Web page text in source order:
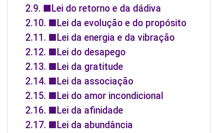
■Lei do retorno e da dádiva
■Lei da evolução e do propósito
■Lei da energia e da vibração
■Lei do desapego
■Lei da gratitude
■Lei da associação
■Lei do amor incondicional
■Lei da afinidade
■Lei da abundância